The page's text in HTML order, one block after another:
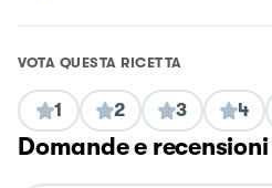
VOTA QUESTA RICETTA
1 2 3 4
Domande e recensioni